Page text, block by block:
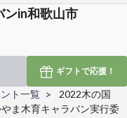
ンin和歌山市
ギフトで応援！
ト一覧
2022木の国
ま木育キャラバン実行委